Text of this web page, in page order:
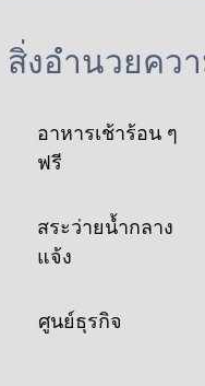
สิ่งอํานวยคว
อาหารเช้าร้อน ๆ
ฟรี
สระว่ายน้ำกลาง
แจ้ง
ศูนย์ธุรกิจ